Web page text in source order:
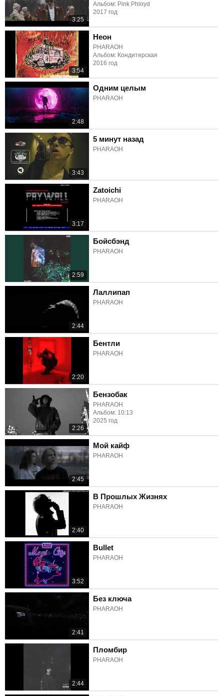
3:25
Альбом: Pink Phloyd
2017 год
3:54
Неон
PHARAOH
Альбом: Кондитерская
2016 год
2:48
Одним целым
PHARAOH
3:43
5 минут назад
PHARAOH
3:17
Zatoichi
PHARAOH
2:59
Бойсбэнд
PHARAOH
2:44
Лаллипап
PHARAOH
2:20
Бентли
PHARAOH
2:26
Бензобак
PHARAOH
Альбом: 10:13
2025 год
2:45
Мой кайф
PHARAOH
2:40
В Прошлых Жизнях
PHARAOH
3:52
Bullet
PHARAOH
2:41
Без ключа
PHARAOH
2:44
Пломбир
PHARAOH